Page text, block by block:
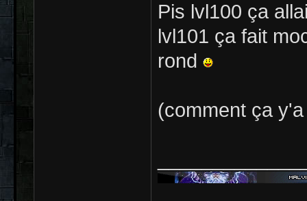
Pis lvl100 ça
lvl101 ça fait
rond
(comment ça